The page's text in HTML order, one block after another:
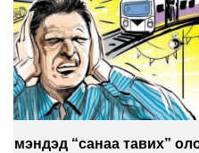
Улаан буудай ихэнх